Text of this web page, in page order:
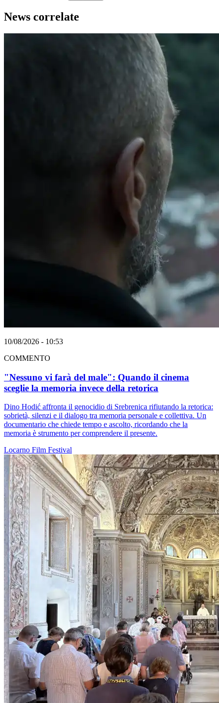
News correlate
10/08/2026 - 10:53
COMMENTO
"Nessuno vi farà del male": Quando il cinema
sceglie la memoria invece della retorica
Dino Hodić affronta il genocidio di Srebrenica rifiutando la retorica:
sobrietà, silenzi e il dialogo tra memoria personale e collettiva. Un
documentario che chiede tempo e ascolto, ricordando che la
memoria è strumento per comprendere il presente.
Locarno Film Festival